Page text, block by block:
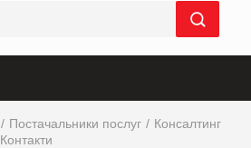
Постачальники послуг
Консалтинг
Контакти